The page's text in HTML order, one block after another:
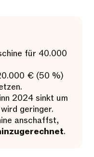
für 40.000
€ (50 %)
2024 sinkt um
geringer.
anschaffst,
.